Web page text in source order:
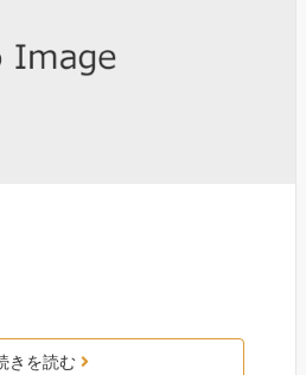
きを読む